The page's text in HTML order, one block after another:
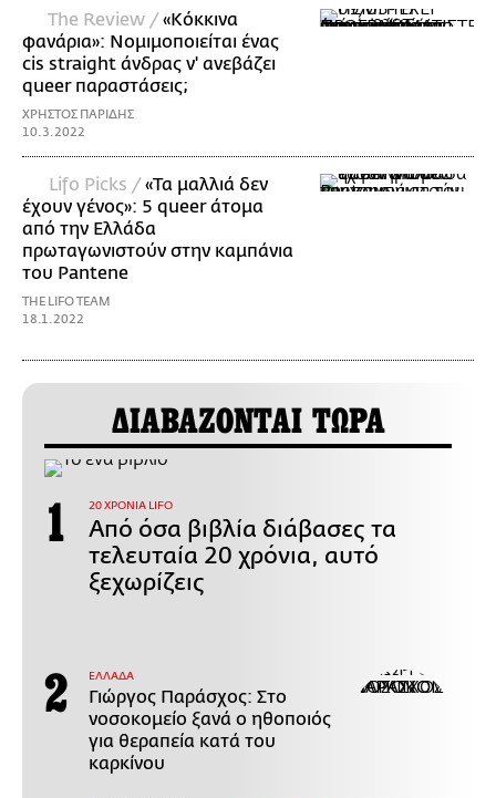
The Review /«Κόκκινα
φανάρια»: Νομιμοποιείται ένας
cis straight άνδρας ν' ανεβάζει
queer παραστάσεις;
ΧΡΗΣΤΟΣ ΠΑΡΙΔΗΣ
10.3.2022
Lifo Picks /«Τα μαλλιά δεν
έχουν γένος»: 5 queer άτομα
από την Ελλάδα
πρωταγωνιστούν στην καμπάνια
του Pantene
THE LIFO TEAM
18.1.2022
ΔΙΑΒΑΖΟΝΤΑΙ ΤΩΡΑ
20 ΧΡΟΝΙΑ LIFO
Από όσα βιβλία διάβασες τα
τελευταία 20 χρόνια, αυτό
ξεχωρίζεις
ΕΛΛΑΔΑ
Γιώργος Παράσχος: Στο
νοσοκομείο ξανά ο ηθοποιός
για θεραπεία κατά του
καρκίνου